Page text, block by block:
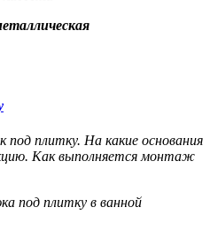
под плитку. На какие основания
Как выполняется монтаж
под плитку в ванной